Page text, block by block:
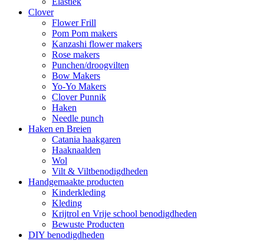
Clover
Flower Frill
Pom Pom makers
Kanzashi flower makers
Rose makers
Punchen/droogvilten
Bow Makers
Yo-Yo Makers
Clover Punnik
Haken
Needle punch
Haken en Breien
Catania haakgaren
Haaknaalden
Wol
Vilt & Viltbenodigdheden
Handgemaakte producten
Kinderkleding
Kleding
Krijtrol en Vrije school benodigdheden
Bewuste Producten
DIY benodigdheden